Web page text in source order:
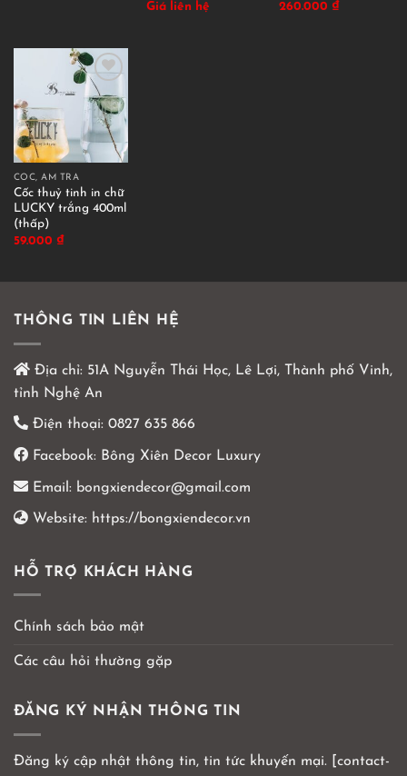
Giá liên hệ
260.000 ₫
CỐC, ẤM TRÀ
Cốc thuỷ tinh in chữ
LUCKY trắng 400ml
(thấp)
59.000 ₫
THÔNG TIN LIÊN HỆ
Địa chỉ: 51A Nguyễn Thái Học, Lê Lợi, Thành phố Vinh,
tỉnh Nghệ An
Điện thoại: 0827 635 866
Facebook: Bông Xiên Decor Luxury
Email: bongxiendecor@gmail.com
Website: https://bongxiendecor.vn
HỖ TRỢ KHÁCH HÀNG
Chính sách bảo mật
Các câu hỏi thường gặp
ĐĂNG KÝ NHẬN THÔNG TIN
Đăng ký cập nhật thông tin, tin tức khuyến mại. [contact-